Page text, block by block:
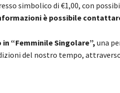
simbolico di €1,00, con
è possibile
“Femminile Singolare”,una
del nostro tempo,